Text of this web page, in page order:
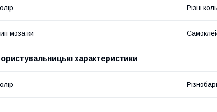
Різні
мозаїки
характеристики